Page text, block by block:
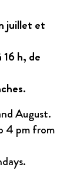
juillet et
h, de
August.
4 pm from